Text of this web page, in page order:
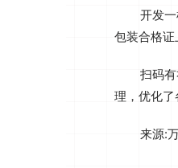
开发
包装合格证
扫码
理，优化了
来源: